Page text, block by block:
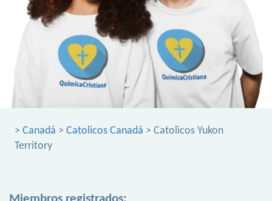
> Canadá > Catolicos Canadá > Catolicos Yukon
Territory